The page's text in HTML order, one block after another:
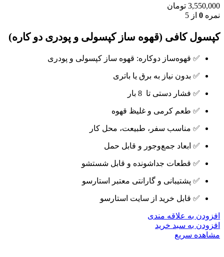
3,550,000 تومان
نمره 0 از 5
کپسول کافی (قهوه ساز کپسولی و پودری دو کاره)
✅ قهوه‌ساز دوکاره: قهوه ساز کپسولی و پودری
✅ بدون نیاز به برق یا باتری
✅ فشار دستی تا 8 بار
✅ طعم کرمی و غلیظ قهوه
✅ مناسب سفر، طبیعت، محل کار
✅ ابعاد جمع‌وجور و قابل حمل
✅ قطعات جداشونده و قابل شستشو
✅ پشتیبانی و گارانتی معتبر استارسو
✅ قابل خرید از سایت استارسو
افزودن به علاقه مندی
افزودن به سبد خرید
مشاهده سریع